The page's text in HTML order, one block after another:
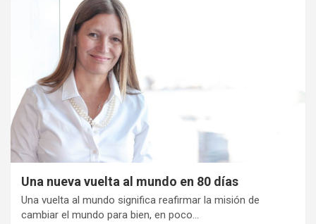
Una nueva vuelta al mundo en 80 días
Una vuelta al mundo significa reafirmar la misión de
cambiar el mundo para bien, en poco…